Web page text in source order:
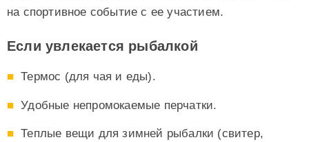
на спортивное событие с ее участием.
Если увлекается рыбалкой
Термос (для чая и еды).
Удобные непромокаемые перчатки.
Теплые вещи для зимней рыбалки (свитер,